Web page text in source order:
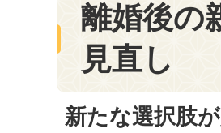
離婚後の
見直し
新たな選択肢